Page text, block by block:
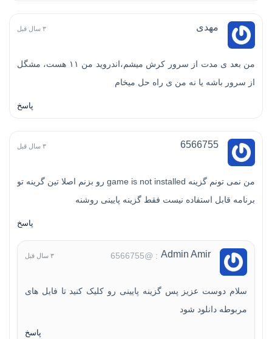
مهدی ۳ سال قبل
من بعد ی مدت از سرور کرش میشم،اندروید من ۱۱ هست، مشگل
از سرور باشه یا نه من ی راه حل میخام
پاسخ
6566755 ۳ سال قبل
من نمی تونم گزینه game is not installed رو بزنم اصلا تین گرینه تو
برنامه قابل استفاده نیست فقط گزینه پایینی روشنه
پاسخ
Admin Amir
: @6566755 ۳ سال قبل
سلام دوست عزیز پس گزینه پایینی رو کلیک کنید تا فایل های
مربوطه دانلود شود
پاسخ